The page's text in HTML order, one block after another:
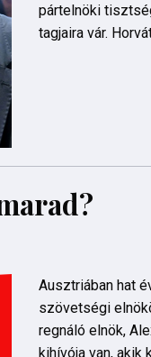
pártelnöki
tagjaira vár.
Ausztriában hat
szövetségi
regnáló elnök,
kihívója van, akik